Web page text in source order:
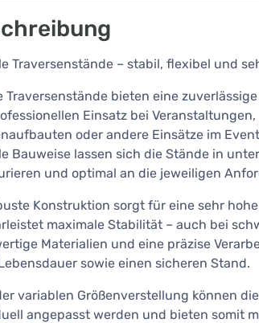
Traversenstände – stabil, flexibel und
Traversenstände bieten eine
Einsatz bei Veranstaltungen,
oder andere Einsätze im
Bauweise lassen sich die Stände in
und optimal an die jeweiligen
Konstruktion sorgt für eine sehr
maximale Stabilität – auch bei
Materialien und eine präzise
sowie einen sicheren Stand.
variablen Größenverstellung können
angepasst werden und bieten somit